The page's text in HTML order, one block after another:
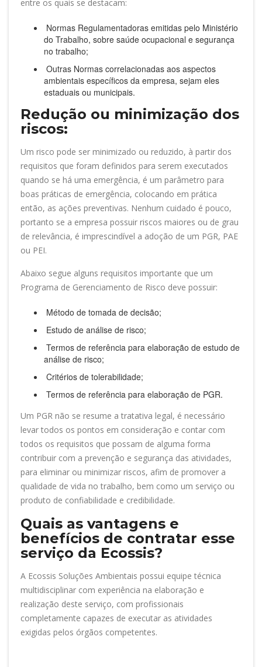
entre os quais se destacam:
Normas Regulamentadoras emitidas pelo Ministério
do Trabalho, sobre saúde ocupacional e segurança
no trabalho;
Outras Normas correlacionadas aos aspectos
ambientais específicos da empresa, sejam eles
estaduais ou municipais.
Redução ou minimização dos
riscos:
Um risco pode ser minimizado ou reduzido, à partir dos
requisitos que foram definidos para serem executados
quando se há uma emergência, é um parâmetro para
boas práticas de emergência, colocando em prática
então, as ações preventivas. Nenhum cuidado é pouco,
portanto se a empresa possuir riscos maiores ou de grau
de relevância, é imprescindível a adoção de um PGR, PAE
ou PEI.
Abaixo segue alguns requisitos importante que um
Programa de Gerenciamento de Risco deve possuir:
Método de tomada de decisão;
Estudo de análise de risco;
Termos de referência para elaboração de estudo de
análise de risco;
Critérios de tolerabilidade;
Termos de referência para elaboração de PGR.
Um PGR não se resume a tratativa legal, é necessário
levar todos os pontos em consideração e contar com
todos os requisitos que possam de alguma forma
contribuir com a prevenção e segurança das atividades,
para eliminar ou minimizar riscos, afim de promover a
qualidade de vida no trabalho, bem como um serviço ou
produto de confiabilidade e credibilidade.
Quais as vantagens e
benefícios de contratar esse
serviço da Ecossis?
A Ecossis Soluções Ambientais possui equipe técnica
multidisciplinar com experiência na elaboração e
realização deste serviço, com profissionais
completamente capazes de executar as atividades
exigidas pelos órgãos competentes.